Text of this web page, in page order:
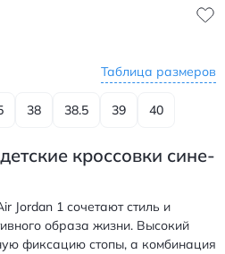
Таблица размеров
38 38.5 39 40
кроссовки сине-
Jordan 1 сочетают стиль и
образа жизни. Высокий
фиксацию стопы, а комбинация